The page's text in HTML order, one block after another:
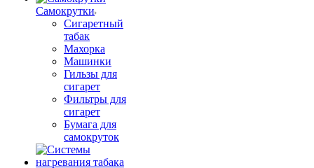
Самокрутки
Сигаретный
табак
Махорка
Машинки
Гильзы для
сигарет
Фильтры для
сигарет
Бумага для
самокруток